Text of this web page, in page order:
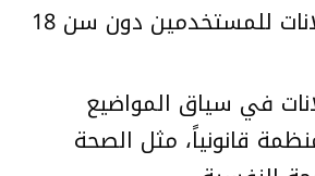
حظر كامل للإعلانات للمستخدمين دون سن 18
في سياق المواضيع
قانونياً، مثل الصحة